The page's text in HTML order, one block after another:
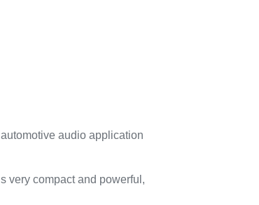
audio application
very compact and powerful,